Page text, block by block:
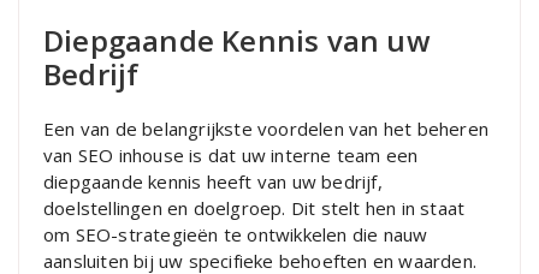
Diepgaande Kennis van uw
Bedrijf
Een van de belangrijkste voordelen van het beheren
van SEO inhouse is dat uw interne team een
diepgaande kennis heeft van uw bedrijf,
doelstellingen en doelgroep. Dit stelt hen in staat
om SEO-strategieën te ontwikkelen die nauw
aansluiten bij uw specifieke behoeften en waarden.